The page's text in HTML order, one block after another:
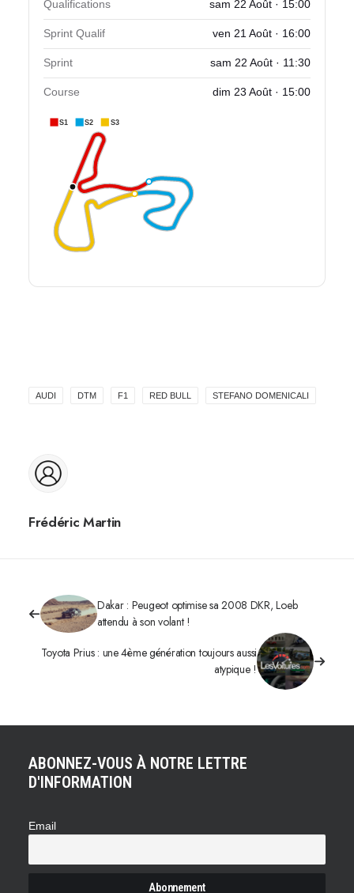
Qualifications sam 22 Août · 15:00
Sprint Qualif ven 21 Août · 16:00
Sprint sam 22 Août · 11:30
Course dim 23 Août · 15:00
S1 S2 S3
AUDI DTM F1 RED BULL STEFANO DOMENICALI
Frédéric Martin
Dakar : Peugeot optimise sa 2008 DKR, Loeb
attendu à son volant !
Toyota Prius : une 4ème génération toujours aussi
atypique !
ABONNEZ-VOUS À NOTRE LETTRE
D'INFORMATION
Email